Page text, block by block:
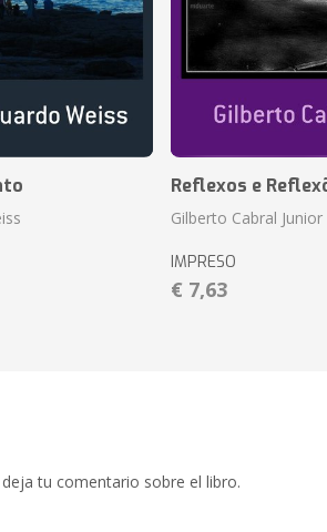
Reflexos e
Gilberto Cabral Junior
IMPRESO
€ 7,63
deja tu comentario sobre el libro.